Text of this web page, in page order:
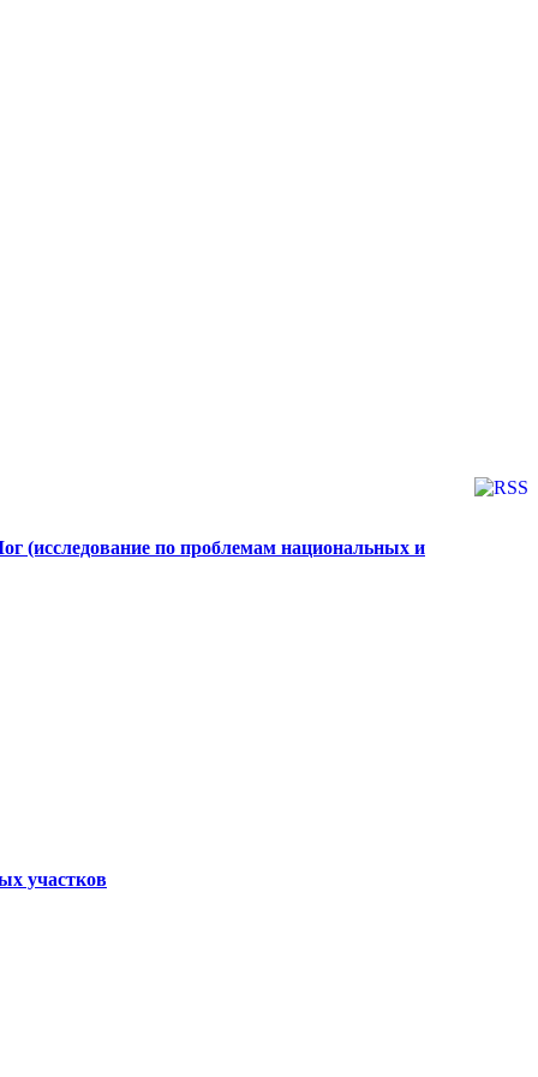
(исследование по проблемам национальных и
участков